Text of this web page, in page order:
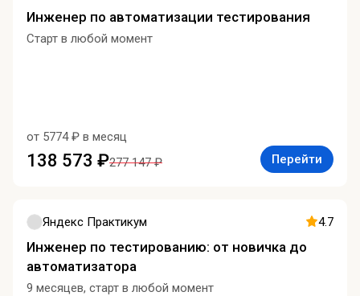
Инженер по автоматизации тестирования
Старт в любой момент
от 5774 ₽ в месяц
138 573 ₽277 147 ₽ Перейти
Яндекс Практикум 4.7
Инженер по тестированию: от новичка до
автоматизатора
9 месяцев, старт в любой момент